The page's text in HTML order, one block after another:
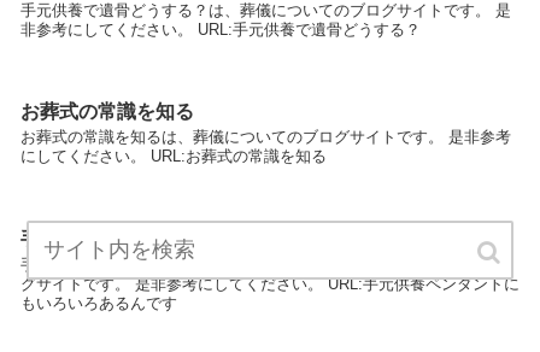
手元供養で遺骨どうする？は、葬儀についてのブログサイトです。 是
非参考にしてください。 URL:手元供養で遺骨どうする？
お葬式の常識を知る
お葬式の常識を知るは、葬儀についてのブログサイトです。 是非参考
にしてください。 URL:お葬式の常識を知る
手元供養ペンダントにもいろいろあるんです
手元供養ペンダントにもいろいろあるんですは、葬儀についてのブロ
グサイトです。 是非参考にしてください。 URL:手元供養ペンダントに
もいろいろあるんです